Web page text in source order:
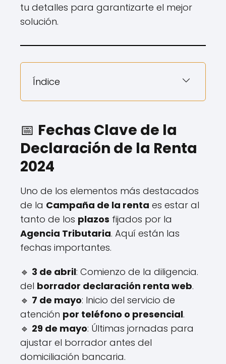
tu detalles para garantizarte el mejor
solución.
Índice
📅 Fechas Clave de la
Declaración de la Renta
2024
Uno de los elementos más destacados
de la Campaña de la renta es estar al
tanto de los plazos fijados por la
Agencia Tributaria. Aquí están las
fechas importantes.
🔹 3 de abril: Comienzo de la diligencia.
del borrador declaración renta web.
🔹 7 de mayo: Inicio del servicio de
atención por teléfono o presencial.
🔹 29 de mayo: Últimas jornadas para
ajustar el borrador antes del
domiciliación bancaria.